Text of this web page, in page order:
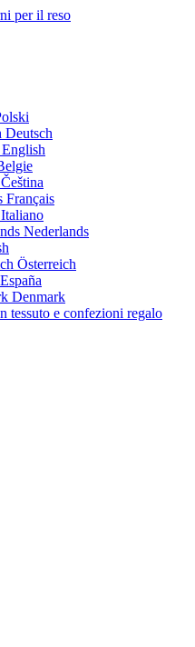
per il reso
Deutsch
English
Čeština
Français
Italiano
Nederlands
Österreich
España
Denmark